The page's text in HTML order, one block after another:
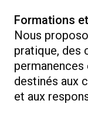
Formations
Nous
pratique, des
destinés aux
et aux